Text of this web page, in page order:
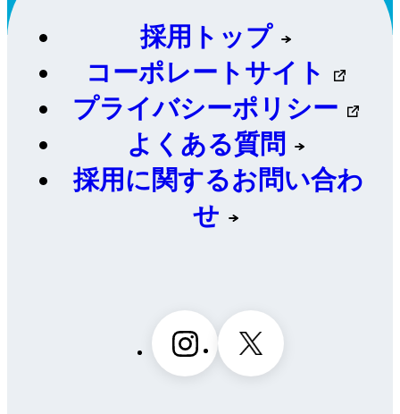
採用トップ
コーポレートサイト
プライバシーポリシー
よくある質問
採用に関するお問い合わ
せ